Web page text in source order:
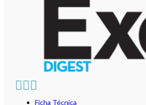
Ficha Técnica